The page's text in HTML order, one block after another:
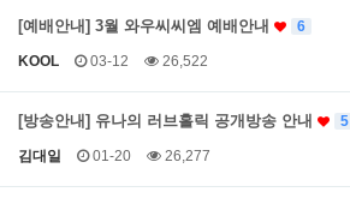
[예배안내] 3월 와우씨씨엠 예배안내 6
KOOL 03-12 26,522
[방송안내] 유나의 러브홀릭 공개방송 안내 5
김대일 01-20 26,277